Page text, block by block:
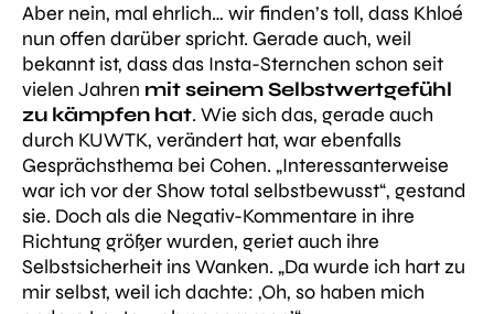
Aber nein, mal ehrlich… wir finden’s toll, dass Khloé
nun offen darüber spricht. Gerade auch, weil
bekannt ist, dass das Insta-Sternchen schon seit
vielen Jahren mitseinem Selbstwertgefühl
zu kämpfen hat. Wie sich das, gerade auch
durch KUWTK, verändert hat, war ebenfalls
Gesprächsthema bei Cohen. „Interessanterweise
war ich vor der Show total selbstbewusst“, gestand
sie. Doch als die Negativ-Kommentare in ihre
Richtung größer wurden, geriet auch ihre
Selbstsicherheit ins Wanken. „Da wurde ich hart zu
mir selbst, weil ich dachte: ‚Oh, so haben mich